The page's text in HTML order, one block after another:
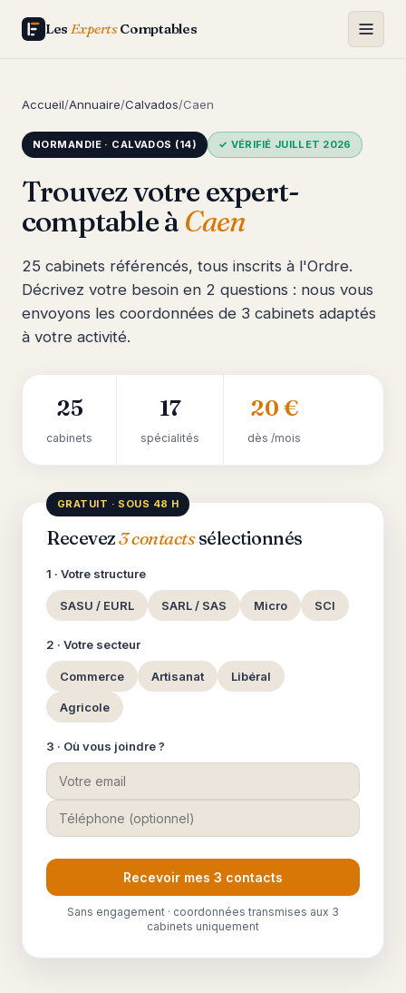
Les ExpertsComptables
Accueil/Annuaire/Calvados/Caen
NORMANDIE · CALVADOS (14) ✓ VÉRIFIÉ JUILLET 2026
Trouvez votre expert-
comptable à Caen
25 cabinets référencés, tous inscrits à l'Ordre.
Décrivez votre besoin en 2 questions : nous vous
envoyons les coordonnées de 3 cabinets adaptés
à votre activité.
25
cabinets
17
spécialités
20 €
dès /mois
GRATUIT · SOUS 48 H
Recevez3 contactssélectionnés
1 · Votre structure
SASU / EURL SARL / SAS Micro SCI
2 · Votre secteur
Commerce Artisanat Libéral
Agricole
3 · Où vous joindre ?
Recevoir mes 3 contacts
Sans engagement · coordonnées transmises aux 3
cabinets uniquement